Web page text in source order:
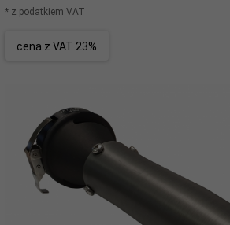
* z podatkiem VAT
cena z VAT 23%